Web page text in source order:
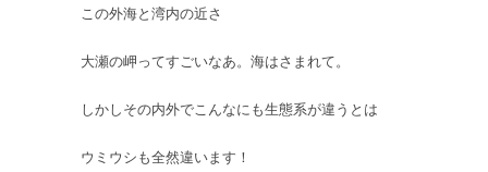
この外海と湾内の近さ
大瀬の岬ってすごいなあ。海はさまれて。
しかしその内外でこんなにも生態系が違うとは
ウミウシも全然違います！